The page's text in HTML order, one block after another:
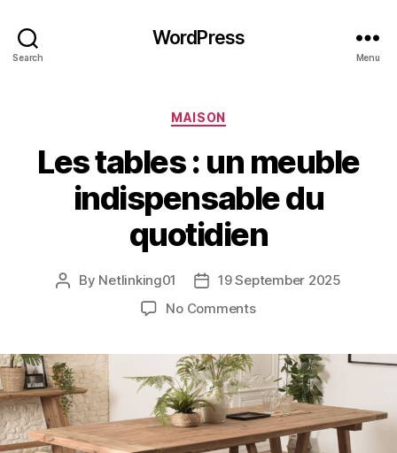
Search
WordPress
Menu
Categories
MAISON
Les tables : un meuble
indispensable du
quotidien
Post
By Netlinking01
Post19 September 2025
No Commentson
un
meuble
indispensable
du